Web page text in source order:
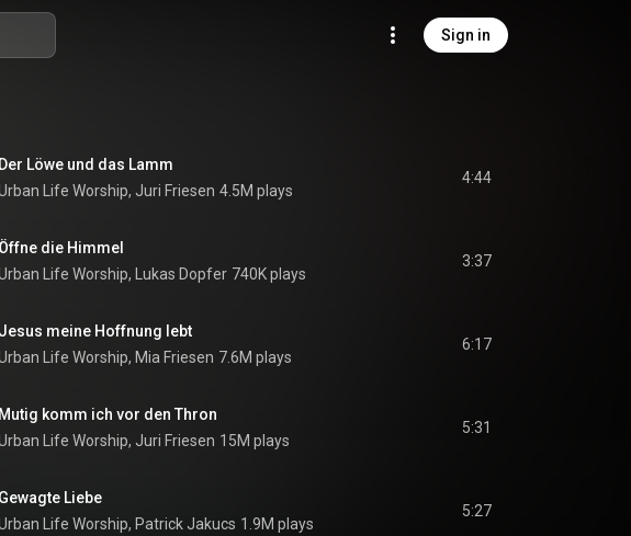
Sign in
Der Löwe und das Lamm
Life Worship, Juri Friesen 4.5M plays
4:44
Öffne die Himmel
Life Worship, Lukas Dopfer 740K plays
3:37
Jesus meine Hoffnung lebt
Life Worship, Mia Friesen 7.6M plays
6:17
Mutig komm ich vor den Thron
Life Worship, Juri Friesen 15M plays
5:31
Gewagte Liebe
Life Worship, Patrick Jakucs 1.9M plays
5:27